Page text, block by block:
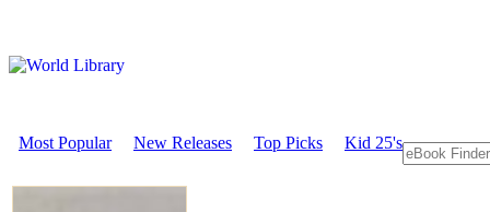
Most Popular New Releases Top Picks Kid 25's